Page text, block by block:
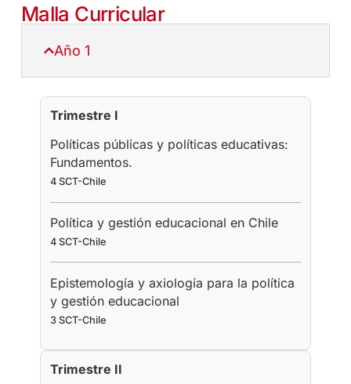
Malla Curricular
Año 1
Trimestre I
Políticas públicas y políticas educativas:
Fundamentos.
4 SCT-Chile
Política y gestión educacional en Chile
4 SCT-Chile
Epistemología y axiología para la política
y gestión educacional
3 SCT-Chile
Trimestre II